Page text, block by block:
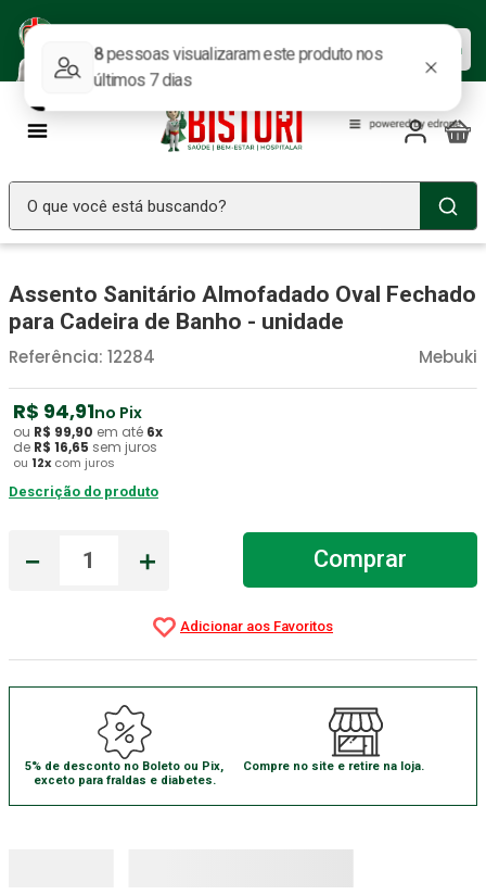
ofertas.
Baixar agora
O que você está buscando?
Assento Sanitário Almofadado Oval Fechado
para Cadeira de Banho - unidade
Mebuki
Referência: 12284
R$ 94,91no Pix
ou R$ 99,90 em até 6x
de R$ 16,65 sem juros
ou 12x com juros
Descrição do produto
＋
－ Comprar
5% de desconto no Boleto ou Pix,
exceto para fraldas e diabetes.
Compre no site e retire na loja.
1º Seringa Insulina
2º Fralda Geriatrica
3 º Luva Latex
4º Estetoscopio Littmann
5 º Littmann
º Absorvente Geriatrico
Aparelho Pressão